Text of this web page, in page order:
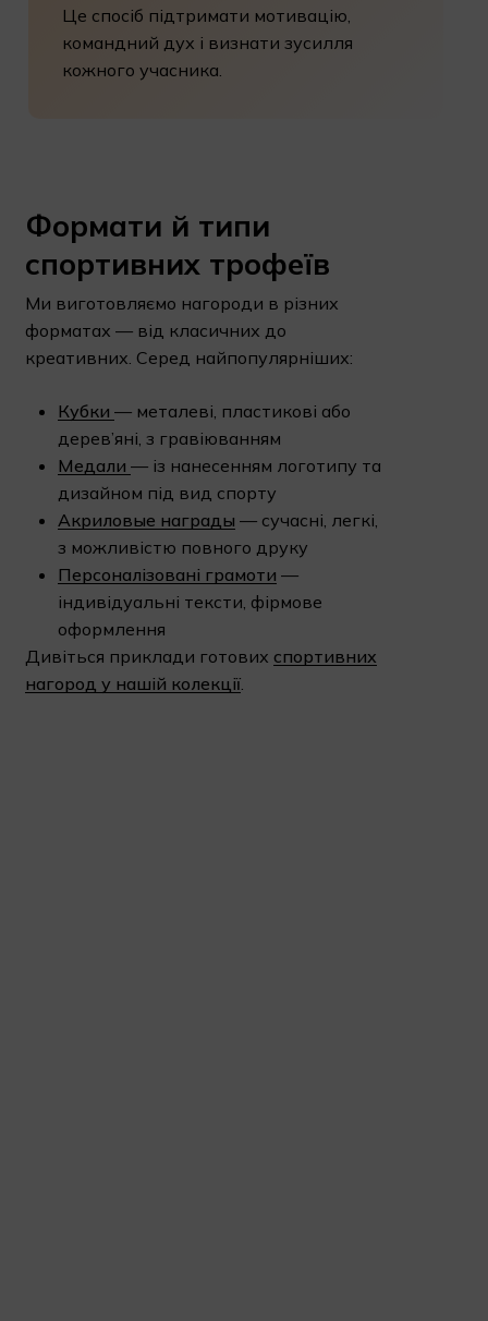
Корзина пуста.
До Магазину
Це спосіб підтримати мотивацію,
командний дух і визнати зусилля
кожного учасника.
Формати й типи
спортивних трофеїв
Ми виготовляємо нагороди в різних
форматах — від класичних до
креативних. Серед найпопулярніших:
Кубки — металеві, пластикові або
дерев’яні, з гравіюванням
Медали — із нанесенням логотипу та
дизайном під вид спорту
Акриловые награды — сучасні, легкі,
з можливістю повного друку
Персоналізовані грамоти —
індивідуальні тексти, фірмове
оформлення
Дивіться приклади готових спортивних
нагород у нашій колекції.